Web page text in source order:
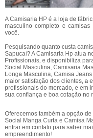
A Camisaria HP é a loja de
masculino completo e
você.
Pesquisando quanto custa
Sapucaí? A Camisaria Hp atua
Profissionais, e disponibiliza
Social Masculina, Camisaria
Longa Masculina, Camisa
maior satisfação dos clientes, a
profissionais do mercado, e em
sua confiança e boa cotação no
Oferecemos também a opção
Social Manga Curta e Camisa
entrar em contato para saber
empreendimento!